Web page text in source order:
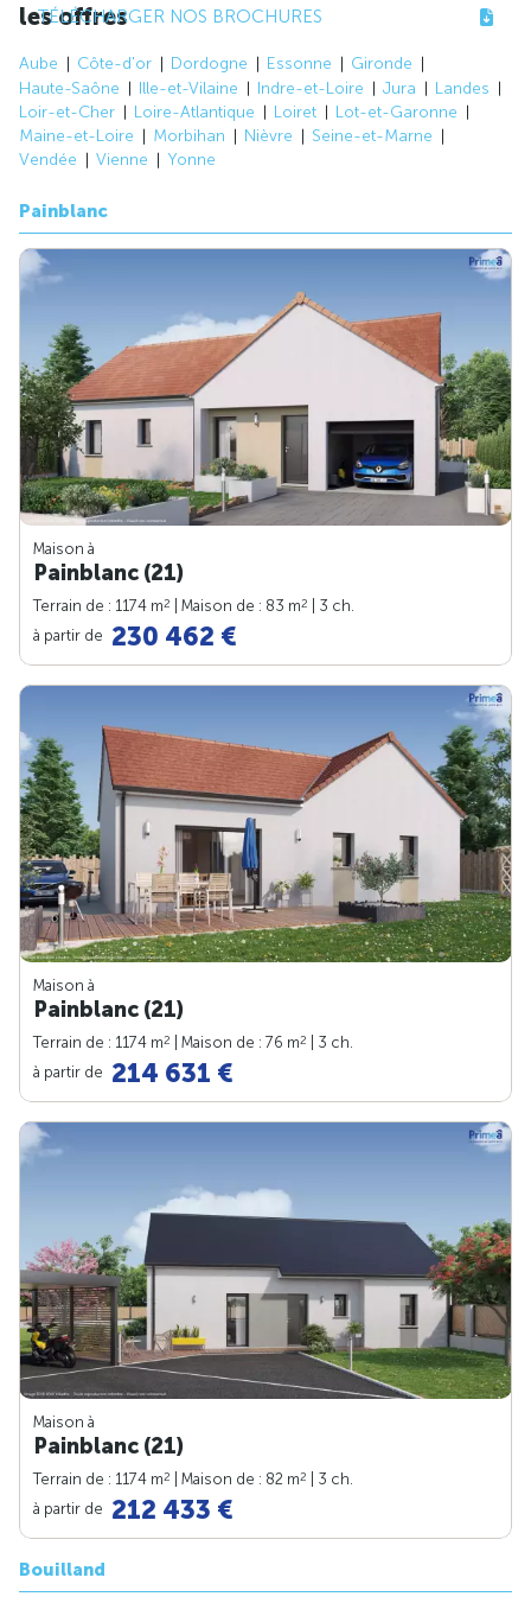
TÉLÉCHARGER NOS BROCHURES
les offres
Aube Côte-d'or Dordogne Essonne
Gironde
Haute-Saône
Ille-et-Vilaine Indre-et-Loire Jura
Landes
Loir-et-Cher
Loire-Atlantique Loiret
Lot-et-Garonne
Maine-et-Loire
Morbihan Nièvre
Seine-et-Marne
Vendée
Vienne Yonne
Painblanc
Maison à
Painblanc (21)
Terrain de : 1174 m2 | Maison de : 83 m2
| 3 ch.
à partir de 230 462 €
Maison à
Painblanc (21)
Terrain de : 1174 m2 | Maison de : 76 m2
| 3 ch.
à partir de 214 631 €
Maison à
Painblanc (21)
Terrain de : 1174 m2 | Maison de : 82 m2
| 3 ch.
à partir de 212 433 €
Bouilland